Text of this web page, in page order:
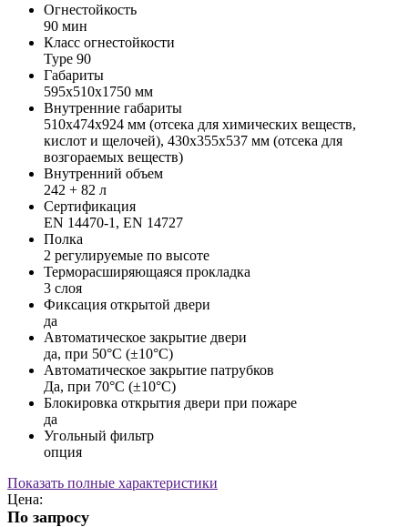
Огнестойкость
90 мин
Класс огнестойкости
Type 90
Габариты
595x510x1750 мм
Внутренние габариты
510х474x924 мм (отсека для химических веществ,
кислот и щелочей), 430x355x537 мм (отсека для
возгораемых веществ)
Внутренний объем
242 + 82 л
Сертификация
EN 14470-1, EN 14727
Полка
2 регулируемые по высоте
Терморасширяющаяся прокладка
3 слоя
Фиксация открытой двери
да
Автоматическое закрытие двери
да, при 50°C (±10°C)
Автоматическое закрытие патрубков
Да, при 70°C (±10°C)
Блокировка открытия двери при пожаре
да
Угольный фильтр
опция
Показать полные характеристики
Цена:
По запросу